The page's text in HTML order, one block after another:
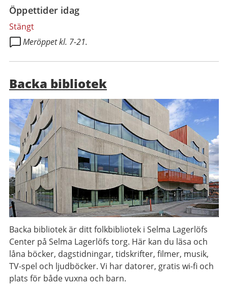
Öppettider idag
Stängt
Meröppet kl. 7-21.
Backa bibliotek
Backa bibliotek är ditt folkbibliotek i Selma Lagerlöfs
Center på Selma Lagerlöfs torg. Här kan du läsa och
låna böcker, dagstidningar, tidskrifter, filmer, musik,
TV-spel och ljudböcker. Vi har datorer, gratis wi-fi och
plats för både vuxna och barn.